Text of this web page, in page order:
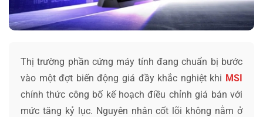
Thị trường phần cứng máy tính đang chuẩn bị bước
vào một đợt biến động giá đầy khắc nghiệt khi MSI
chính thức công bố kế hoạch điều chỉnh giá bán với
mức tăng kỷ lục. Nguyên nhân cốt lõi không nằm ở